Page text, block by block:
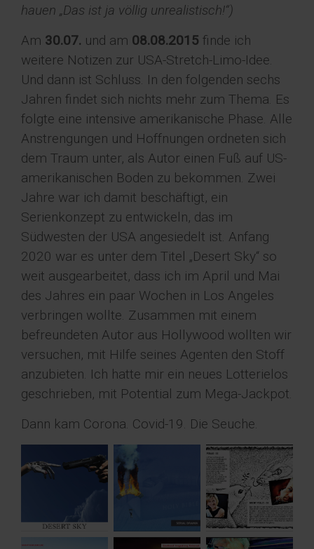
hauen „Das ist ja völlig unrealistisch!“)
Am 30.07. und am 08.08.2015 finde ich
weitere Notizen zur USA-Stretch-Limo-Idee.
Und dann ist Schluss. In den folgenden sechs
Jahren findet sich nichts mehr zum Thema. Es
folgte eine intensive amerikanische Phase. Alle
Anstrengungen und Hoffnungen ordneten sich
dem Traum unter, als Autor einen Fuß auf US-
amerikanischen Boden zu bekommen. Zwei
Jahre war ich damit beschäftigt, ein
Serienkonzept zu entwickeln, das im
Südwesten der USA angesiedelt ist. Anfang
2020 war es unter dem Titel „Desert Sky“ so
weit ausgearbeitet, dass ich im April und Mai
des Jahres ein paar Wochen in Los Angeles
verbringen wollte. Zusammen mit einem
befreundeten Autor aus Hollywood wollten wir
versuchen, mit Hilfe seines Agenten den Stoff
anzubieten. Ich hatte mir ein neues Lotterielos
geschrieben, mit Potential zum Mega-Jackpot.
Dann kam Corona. Covid-19. Die Seuche.